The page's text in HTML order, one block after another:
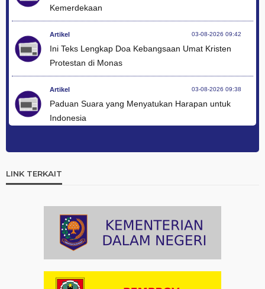
Kemerdekaan
Artikel 03-08-2026 09:42
Ini Teks Lengkap Doa Kebangsaan Umat Kristen
Protestan di Monas
Artikel 03-08-2026 09:38
Paduan Suara yang Menyatukan Harapan untuk
Indonesia
Makna Keberagaman
Profil Enam Pemuka Agama Pembaca Doa
Kebangsaan di Monas
Staf Khusus Menteri Investasi dan Hilirisasi/BKPM:
Investasi Inklusif Dimulai dari Mengubah Cara
LINK TERKAIT